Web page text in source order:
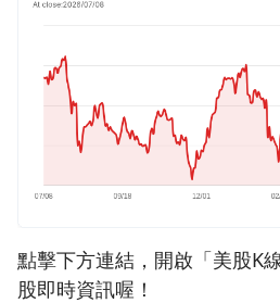
點擊下方連結，開啟「美股K
股即時資訊喔！